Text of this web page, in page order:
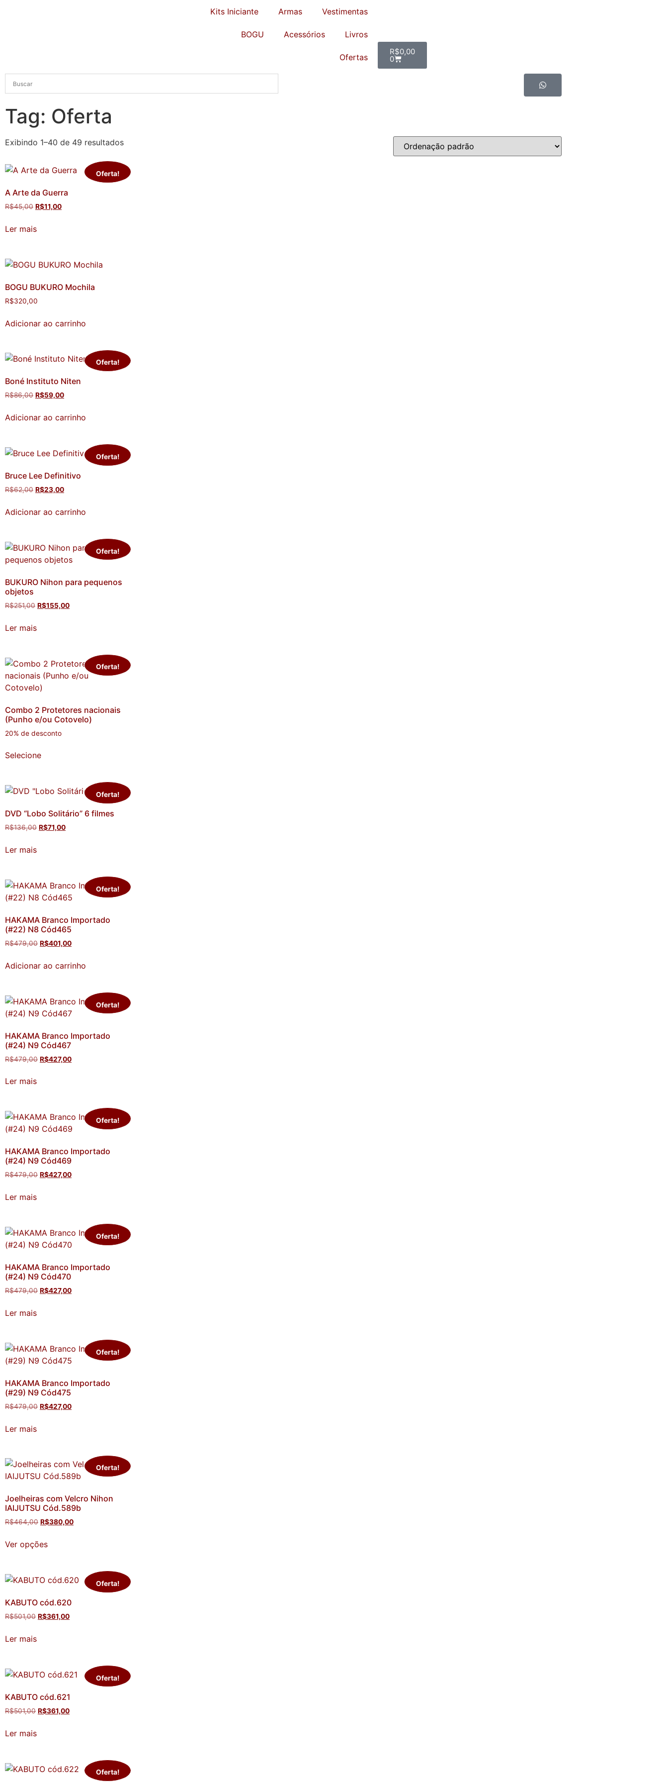
Kits Iniciante Armas Vestimentas
BOGU Acessórios Livros
Ofertas
R$0,00
0
Tag: Oferta
Exibindo 1–40 de 49 resultados
Oferta!
A Arte da Guerra
R$45,00 R$11,00
Ler mais
BOGU BUKURO Mochila
R$320,00
Adicionar ao carrinho
Oferta!
Boné Instituto Niten
R$86,00 R$59,00
Adicionar ao carrinho
Oferta!
Bruce Lee Definitivo
R$62,00 R$23,00
Adicionar ao carrinho
Oferta!
BUKURO Nihon para pequenos
objetos
R$251,00 R$155,00
Ler mais
Oferta!
Combo 2 Protetores nacionais
(Punho e/ou Cotovelo)
20% de desconto
Selecione
Oferta!
DVD “Lobo Solitário” 6 filmes
R$136,00 R$71,00
Ler mais
Oferta!
HAKAMA Branco Importado
(#22) N8 Cód465
R$479,00 R$401,00
Adicionar ao carrinho
Oferta!
HAKAMA Branco Importado
(#24) N9 Cód467
R$479,00 R$427,00
Ler mais
Oferta!
HAKAMA Branco Importado
(#24) N9 Cód469
R$479,00 R$427,00
Ler mais
Oferta!
HAKAMA Branco Importado
(#24) N9 Cód470
R$479,00 R$427,00
Ler mais
Oferta!
HAKAMA Branco Importado
(#29) N9 Cód475
R$479,00 R$427,00
Ler mais
Oferta!
Joelheiras com Velcro Nihon
IAIJUTSU Cód.589b
R$464,00 R$380,00
Ver opções
Oferta!
KABUTO cód.620
R$501,00 R$361,00
Ler mais
Oferta!
KABUTO cód.621
R$501,00 R$361,00
Ler mais
Oferta!